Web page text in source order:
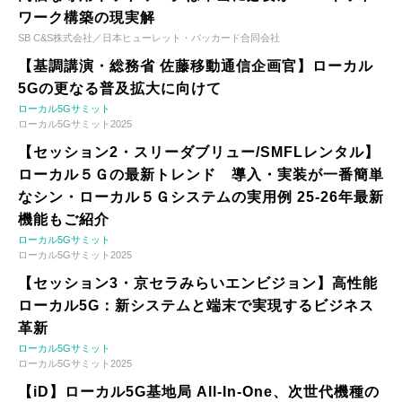
ワーク構築の現実解
SB C&S株式会社／日本ヒューレット・パッカード合同会社
【基調講演・総務省 佐藤移動通信企画官】ローカル
5Gの更なる普及拡大に向けて
ローカル5Gサミット
ローカル5Gサミット2025
【セッション2・スリーダブリュー/SMFLレンタル】
ローカル５Ｇの最新トレンド 導入・実装が一番簡単
なシン・ローカル５Ｇシステムの実用例 25-26年最新
機能もご紹介
ローカル5Gサミット
ローカル5Gサミット2025
【セッション3・京セラみらいエンビジョン】高性能
ローカル5G：新システムと端末で実現するビジネス
革新
ローカル5Gサミット
ローカル5Gサミット2025
【iD】ローカル5G基地局 All-In-One、次世代機種の